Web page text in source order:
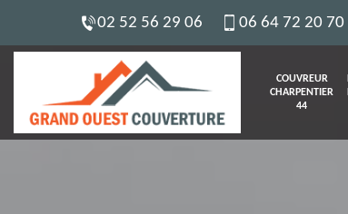
02 52 56 29 06 06 64 72 20 70
COUVREUR
CHARPENTIER
44